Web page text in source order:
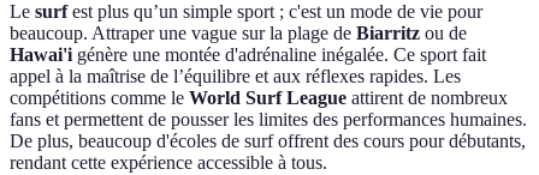
Le surfest plus qu’un simple sport ; c'est un mode de vie pour
beaucoup. Attraper une vague sur la plage de Biarritz ou de
Hawai'i génère une montée d'adrénaline inégalée. Ce sport fait
appel à la maîtrise de l’équilibre et aux réflexes rapides. Les
compétitions comme le World Surf League attirent de nombreux
fans et permettent de pousser les limites des performances humaines.
De plus, beaucoup d'écoles de surf offrent des cours pour débutants,
rendant cette expérience accessible à tous.